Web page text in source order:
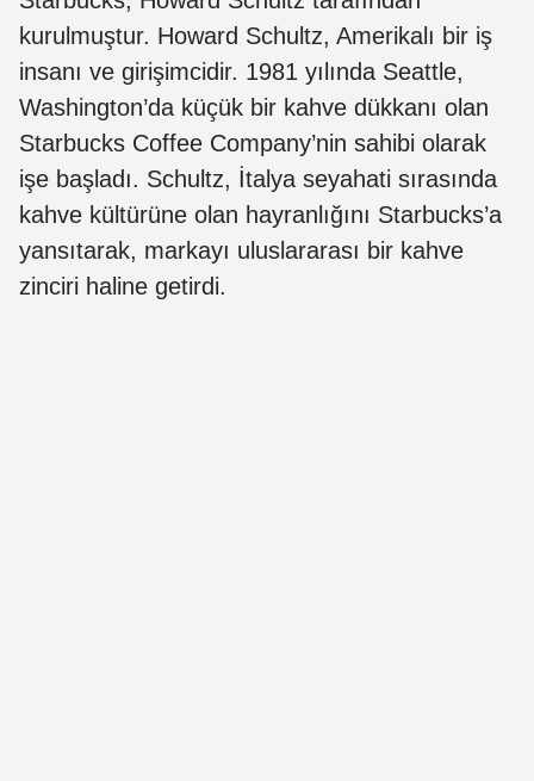
kurulmuştur. Howard Schultz, Amerikalı bir iş
insanı ve girişimcidir. 1981 yılında Seattle,
Washington’da küçük bir kahve dükkanı olan
Starbucks Coffee Company’nin sahibi olarak
işe başladı. Schultz, İtalya seyahati sırasında
kahve kültürüne olan hayranlığını Starbucks’a
yansıtarak, markayı uluslararası bir kahve
zinciri haline getirdi.